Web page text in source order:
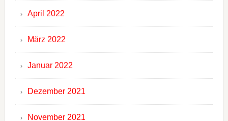
April 2022
März 2022
Januar 2022
Dezember 2021
November 2021